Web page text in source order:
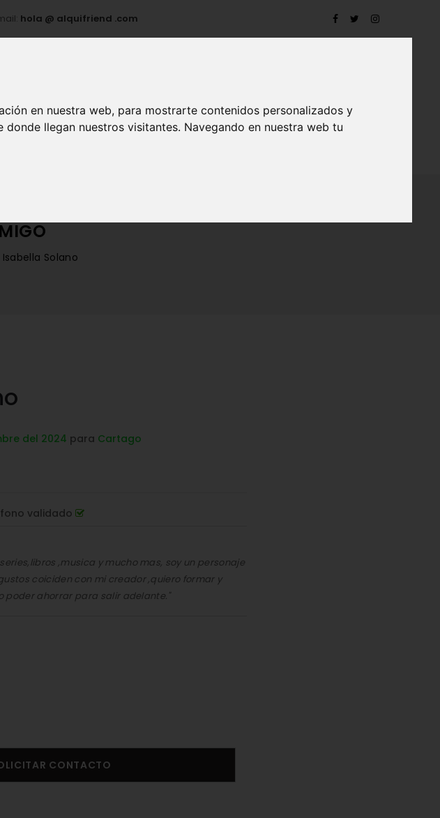
en nuestra web, para mostrarte contenidos personalizados y
llegan nuestros visitantes. Navegando en nuestra web tu
hola @ alquifriend .com
Isabella Solano
del 2024 para Cartago
validado
,musica y mucho mas, soy un personaje
coiciden con mi creador ,quiero formar y
poder ahorrar para salir adelante."
CONTACTO